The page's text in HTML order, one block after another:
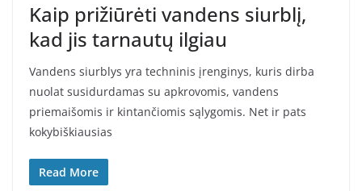
Kaip prižiūrėti vandens siurblį,
kad jis tarnautų ilgiau
Vandens siurblys yra techninis įrenginys, kuris dirba
nuolat susidurdamas su apkrovomis, vandens
priemaišomis ir kintančiomis sąlygomis. Net ir pats
kokybiškiausias
Read More